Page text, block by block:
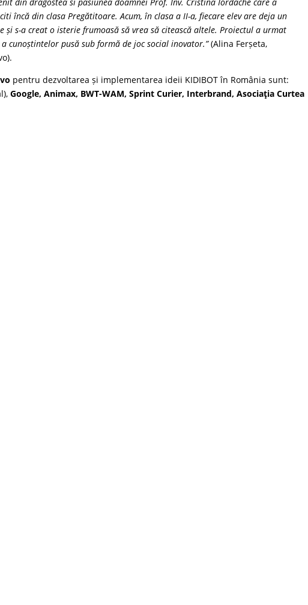
încă din clasa Pregătitoare. Acum, în clasa a II-a, fiecare elev are deja un
s-a creat o isterie frumoasă să vrea să citească altele. Proiectul a urmat
cunoștintelor pusă sub formă de joc social inovator.”(Alina Ferșeta,
pentru dezvoltarea și implementarea ideii KIDIBOT în România sunt:
Google, Animax, BWT-WAM, Sprint Curier, Interbrand, Asociaţia Curtea